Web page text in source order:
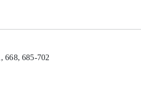
668, 685-702